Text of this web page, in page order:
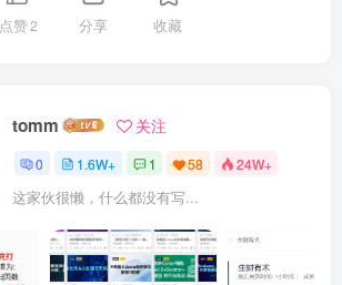
点赞2 分享 收藏
tomm 关注
0 1.6W+ 1 58 24W+
这家伙很懒，什么都没有写...